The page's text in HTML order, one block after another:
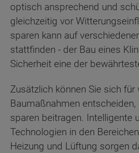
optisch ansprechend und
gleichzeitig vor
sparen kann auf
stattfinden - der Bau eines
Sicherheit eine der
Zusätzlich können Sie sich für
Baumaßnahmen entscheiden,
sparen beitragen. Intelligente
Technologien in den
Heizung und Lüftung sorgen